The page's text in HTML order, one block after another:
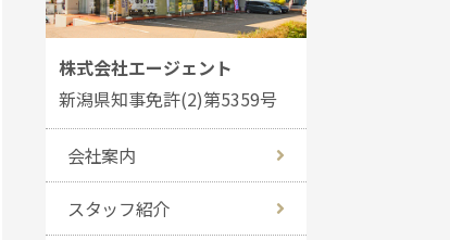
株式会社エージェント
新潟県知事免許(2)第5359号
会社案内
スタッフ紹介